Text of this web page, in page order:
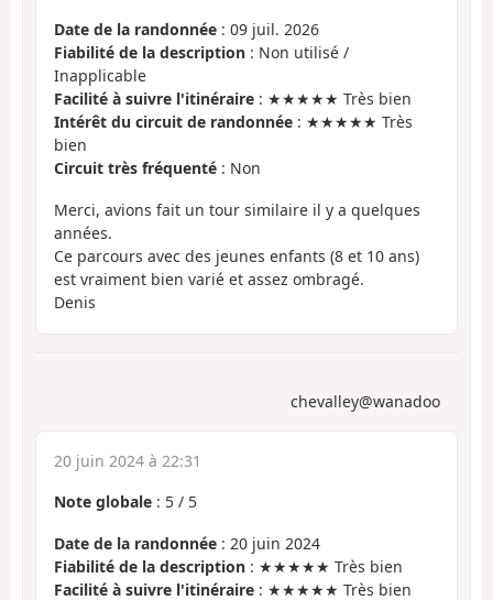
Date de la randonnée : 09 juil. 2026
Fiabilité de la description : Non utilisé /
Inapplicable
Facilité à suivre l'itinéraire : ★★★★★ Très bien
Intérêt du circuit de randonnée : ★★★★★ Très
bien
Circuit très fréquenté : Non
Merci, avions fait un tour similaire il y a quelques
années.
Ce parcours avec des jeunes enfants (8 et 10 ans)
est vraiment bien varié et assez ombragé.
Denis
chevalley@wanadoo
20 juin 2024 à 22:31
Note globale : 5 / 5
Date de la randonnée : 20 juin 2024
Fiabilité de la description : ★★★★★ Très bien
Facilité à suivre l'itinéraire : ★★★★★ Très bien